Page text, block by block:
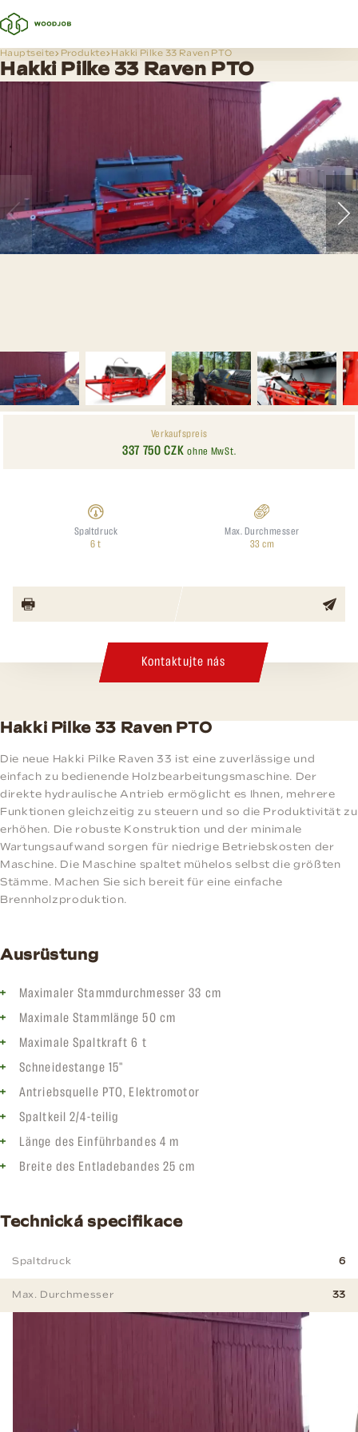
Hauptseite Produkte Hakki Pilke 33 Raven PTO
Hakki Pilke 33 Raven PTO
Verkaufspreis
337 750 CZKohne MwSt.
Spaltdruck
6 t
Max. Durchmesser
33 cm
Kontaktujte nás
Hakki Pilke 33 Raven PTO
Die neue Hakki Pilke Raven 33 ist eine zuverlässige und
einfach zu bedienende Holzbearbeitungsmaschine. Der
direkte hydraulische Antrieb ermöglicht es Ihnen, mehrere
Funktionen gleichzeitig zu steuern und so die Produktivität zu
erhöhen. Die robuste Konstruktion und der minimale
Wartungsaufwand sorgen für niedrige Betriebskosten der
Maschine. Die Maschine spaltet mühelos selbst die größten
Stämme. Machen Sie sich bereit für eine einfache
Brennholzproduktion.
Ausrüstung
Maximaler Stammdurchmesser 33 cm
Maximale Stammlänge 50 cm
Maximale Spaltkraft 6 t
Schneidestange 15"
Antriebsquelle PTO, Elektromotor
Spaltkeil 2/4-teilig
Länge des Einführbandes 4 m
Breite des Entladebandes 25 cm
Technická specifikace
Spaltdruck 6
Max. Durchmesser 33